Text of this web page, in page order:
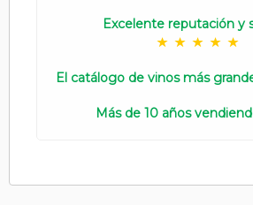
Excelente reputación y
El catálogo de vinos más
Más de 10 años